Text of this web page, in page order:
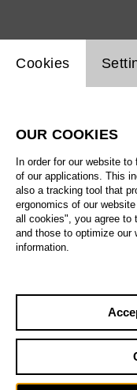
All artistic fields
All locations
All features
Sat29.8.
Ballet
Website cookie
Cookies
OUR COOKIES
In order for our website
of our applications. This
also a tracking tool that
ergonomics of our
all cookies", you agree to
and those to optimize our
information.